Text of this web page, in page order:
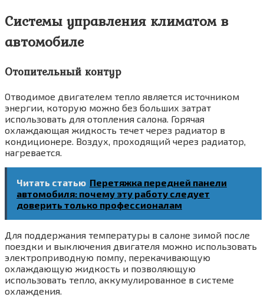
Системы управления климатом в
автомобиле
Отопительный контур
Отводимое двигателем тепло является источ­ником
энергии, которую можно без больших затрат
использовать для отопления салона. Горячая
охлаждающая жидкость течет через радиатор в
кондиционере. Воздух, проходя­щий через радиатор,
нагревается.
Читать статью Перетяжка передней панели
автомобиля: почему эту работу следует
доверить только профессионалам
Для поддержания температуры в салоне зимой после
поездки и выключения двига­теля можно использовать
электроприводную помпу, перекачивающую
охлаждающую жид­кость и позволяющую
использовать тепло, аккумулированное в системе
охлаждения.